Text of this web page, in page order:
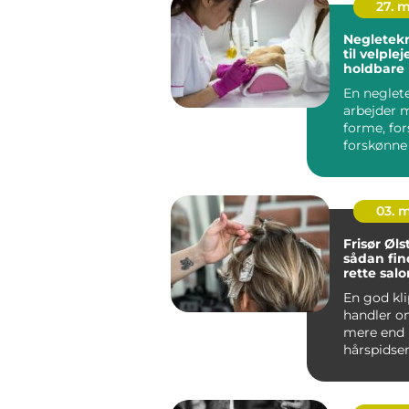
27.
til
holdbare
En
arbejder
forme,
ikke kun...
03.
Frisør
sådan
rette
En god
handler
mere end
er